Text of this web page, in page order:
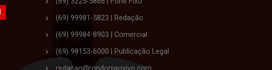
(69) 99981-5823 | Redação
(69) 99984-8903 | Comercial
(69) 98153-6000 | Publicação Legal
redacao@rondoniaovivo.com